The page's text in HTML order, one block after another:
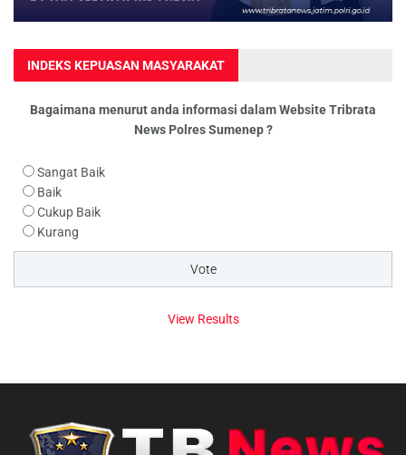
INDEKS KEPUASAN MASYARAKAT
Bagaimana menurut anda informasi dalam Website Tribrata
News Polres Sumenep ?
Sangat Baik
Baik
Cukup Baik
Kurang
View Results